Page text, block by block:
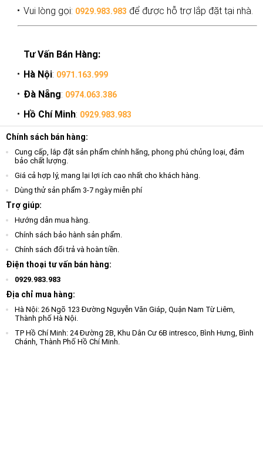
Vui lòng gọi: 0929.983.983 để được hỗ trợ lắp đặt tại nhà.
Tư Vấn Bán Hàng:
Hà Nội: 0971.163.999
Đà Nẵng: 0974.063.386
Hồ Chí Minh: 0929.983.983
Chính sách bán hàng:
Cung cấp, lắp đặt sản phẩm chính hãng, phong phú chủng loại, đảm
bảo chất lượng.
Giá cả hợp lý, mang lại lợi ích cao nhất cho khách hàng.
Dùng thử sản phẩm 3-7 ngày miễn phí
Trợ giúp:
Hướng dẫn mua hàng.
Chính sách bảo hành sản phẩm.
Chính sách đổi trả và hoàn tiền.
Điện thoại tư vấn bán hàng:
0929.983.983
Địa chỉ mua hàng:
Hà Nội: 26 Ngõ 123 Đường Nguyễn Văn Giáp, Quận Nam Từ Liêm,
Thành phố Hà Nội.
TP Hồ Chí Minh: 24 Đường 2B, Khu Dân Cư 6B intresco, Bình Hưng, Bình
Chánh, Thành Phố Hồ Chí Minh.